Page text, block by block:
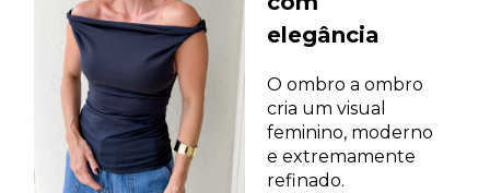
elegância
O ombro a ombro
cria um visual
feminino, moderno
e extremamente
refinado.